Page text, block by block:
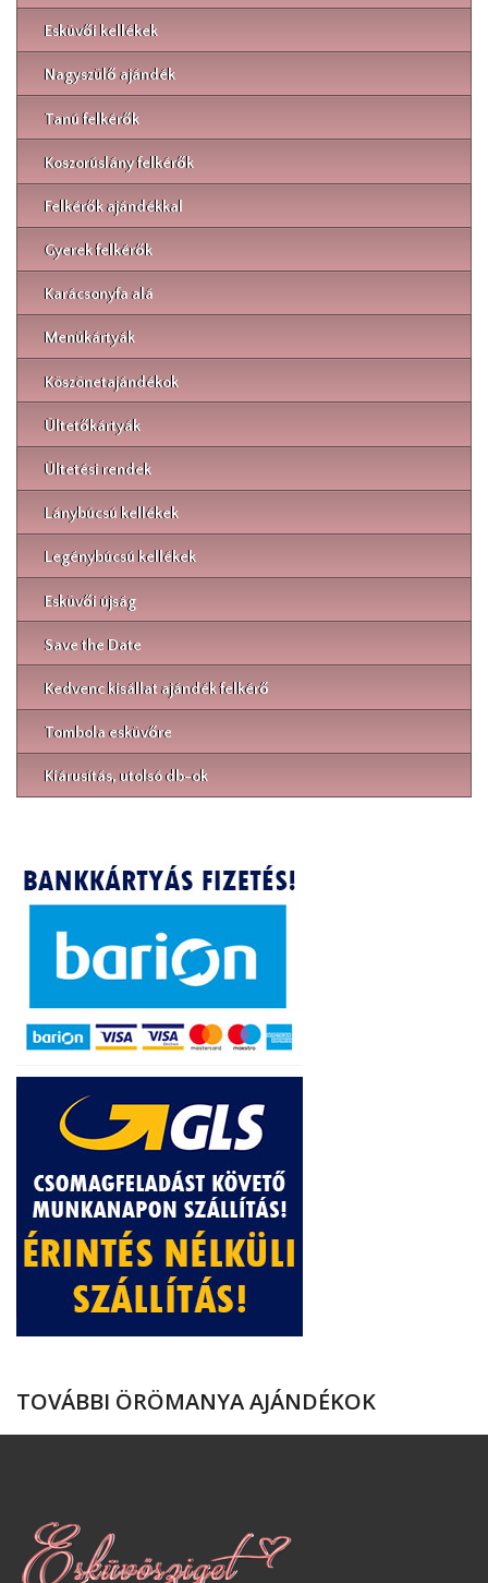
Esküvői kellékek
Nagyszülő ajándék
Tanú felkérők
Koszorúslány felkérők
Felkérők ajándékkal
Gyerek felkérők
Karácsonyfa alá
Menükártyák
Köszönetajándékok
Ültetőkártyák
Ültetési rendek
Lánybúcsú kellékek
Legénybúcsú kellékek
Esküvői újság
Save the Date
Kedvenc kisállat ajándék felkérő
Tombola esküvőre
Kiárusítás, utolsó db-ok
TOVÁBBI ÖRÖMANYA AJÁNDÉKOK